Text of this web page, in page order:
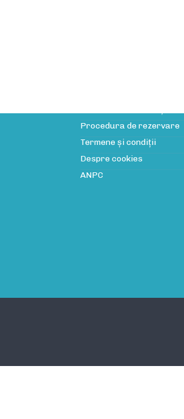
Procedura de rezervare
Termene și condiții
Despre cookies
ANPC